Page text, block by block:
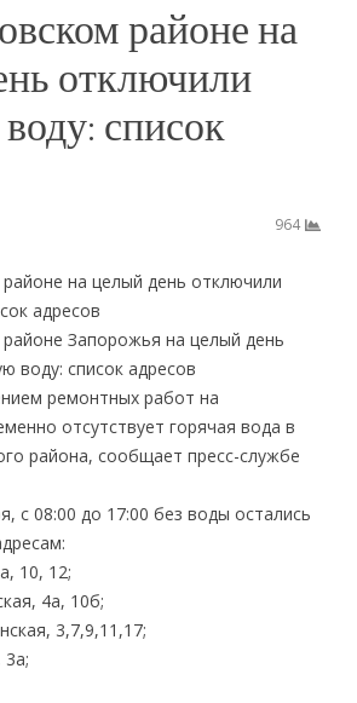
районе на
отключили
список
964
ремонтных работ на
отсутствует горячая вода в
района, сообщает пресс-службе
с 08:00 до 17:00 без воды остались
10, 12;
4а, 10б;
3,7,9,11,17;
3а;